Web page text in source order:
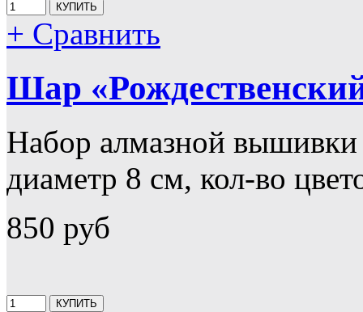
+ Сравнить
Шар
Набор алмазной
диаметр 8 см, кол-во
850 руб